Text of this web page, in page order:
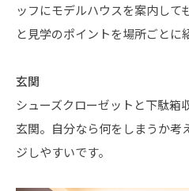
ッフにモデルハウスを案内して
と見学のポイントを場所ごとに
玄関
シューズクローゼットと下駄箱
玄関。自分なら何をしまうか考
ジしやすいです。